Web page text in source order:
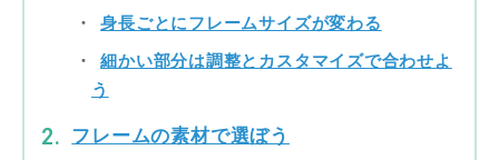
身長ごとにフレームサイズが変わる
細かい部分は調整とカスタマイズで合わせよ
う
フレームの素材で選ぼう